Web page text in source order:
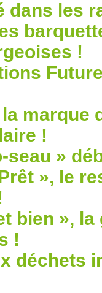
dans les
!
marque
!
seau »
», le
bien »,
!
déchets